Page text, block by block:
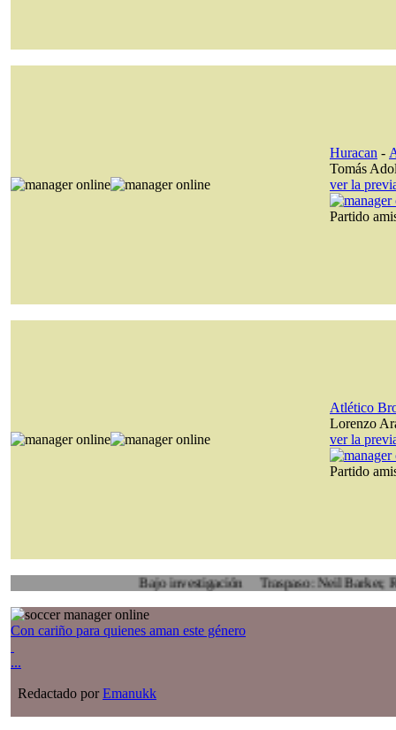
Huracan -
Tomás
ver la
Partido
Atlético
Lorenzo
ver la
Partido
Bajo investigación Traspaso: Neil Barker,
Con cariño para quienes aman este género
...
Redactado porEmanukk